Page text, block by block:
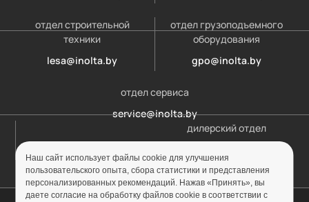
отдел строительной
техники
lesa@inolta.by
отдел грузоподъемного
оборудования
gpo@inolta.by
отдел сервиса
service@inolta.by
дилерский отдел
Наш сайт использует файлы cookie для улучшения
пользовательского опыта, сбора статистики и представления
персонализированных рекомендаций. Нажав «Принять», вы
даете согласие на обработку файлов cookie в соответствии с